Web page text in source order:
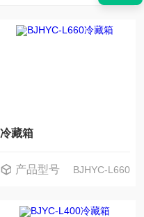
冷藏箱
产品型号 BJHYC-L660